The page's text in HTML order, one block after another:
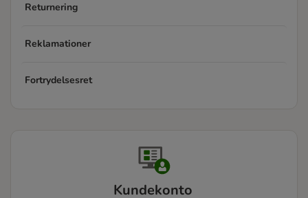
Returnering
Reklamationer
Fortrydelsesret
Kundekonto